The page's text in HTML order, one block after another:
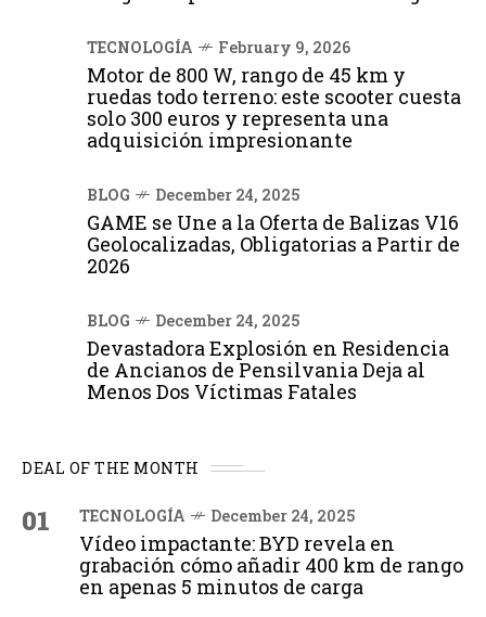
TECNOLOGÍA February 9, 2026
Motor de 800 W, rango de 45 km y
ruedas todo terreno: este scooter cuesta
solo 300 euros y representa una
adquisición impresionante
BLOG December 24, 2025
GAME se Une a la Oferta de Balizas V16
Geolocalizadas, Obligatorias a Partir de
2026
BLOG December 24, 2025
Devastadora Explosión en Residencia
de Ancianos de Pensilvania Deja al
Menos Dos Víctimas Fatales
DEAL OF THE MONTH
01 TECNOLOGÍA December 24, 2025
Vídeo impactante: BYD revela en
grabación cómo añadir 400 km de rango
en apenas 5 minutos de carga